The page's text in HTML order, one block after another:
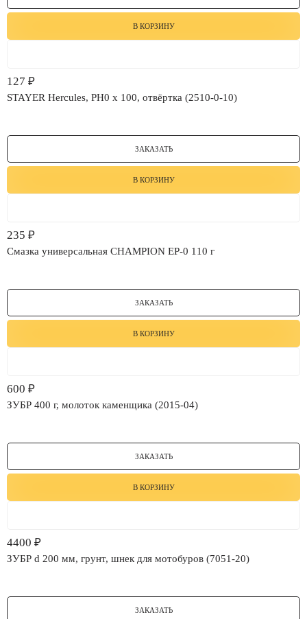
В КОРЗИНУ
127 ₽
STAYER Hercules, PH0 x 100, отвёртка (2510-0-10)
ЗАКАЗАТЬ
В КОРЗИНУ
235 ₽
Смазка универсальная CHAMPION EP-0 110 г
ЗАКАЗАТЬ
В КОРЗИНУ
600 ₽
ЗУБР 400 г, молоток каменщика (2015-04)
ЗАКАЗАТЬ
В КОРЗИНУ
4400 ₽
ЗУБР d 200 мм, грунт, шнек для мотобуров (7051-20)
ЗАКАЗАТЬ